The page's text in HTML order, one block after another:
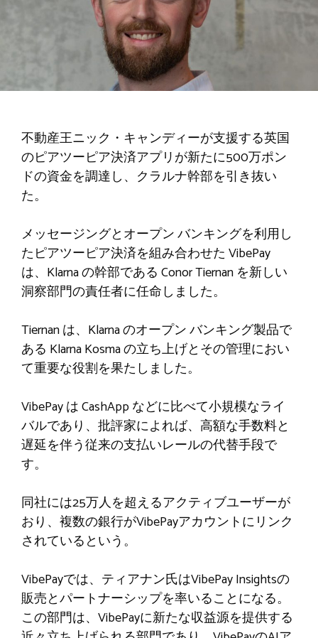
不動産王ニック・キャンディーが支援する英国
のピアツーピア決済アプリが新たに500万ポン
ドの資金を調達し、クラルナ幹部を引き抜い
た。
メッセージングとオープン バンキングを利用し
たピアツーピア決済を組み合わせた VibePay
は、Klarna の幹部である Conor Tiernan を新しい
洞察部門の責任者に任命しました。
Tiernan は、Klarna のオープン バンキング製品で
ある Klarna Kosma の立ち上げとその管理におい
て重要な役割を果たしました。
VibePay は CashApp などに比べて小規模なライ
バルであり、批評家によれば、高額な手数料と
遅延を伴う従来の支払いレールの代替手段で
す。
同社には25万人を超えるアクティブユーザーが
おり、複数の銀行がVibePayアカウントにリンク
されているという。
VibePayでは、ティアナン氏はVibePay Insightsの
販売とパートナーシップを率いることになる。
この部門は、VibePayに新たな収益源を提供する